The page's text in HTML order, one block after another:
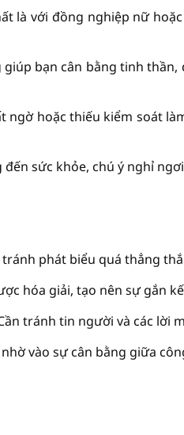
là với đồng nghiệp nữ
bạn cân bằng tinh
ngờ hoặc thiếu kiểm soát
sức khỏe, chú ý nghỉ
tránh phát biểu quá thẳng
hóa giải, tạo nên sự gắn
tránh tin người và các lời
vào sự cân bằng giữa